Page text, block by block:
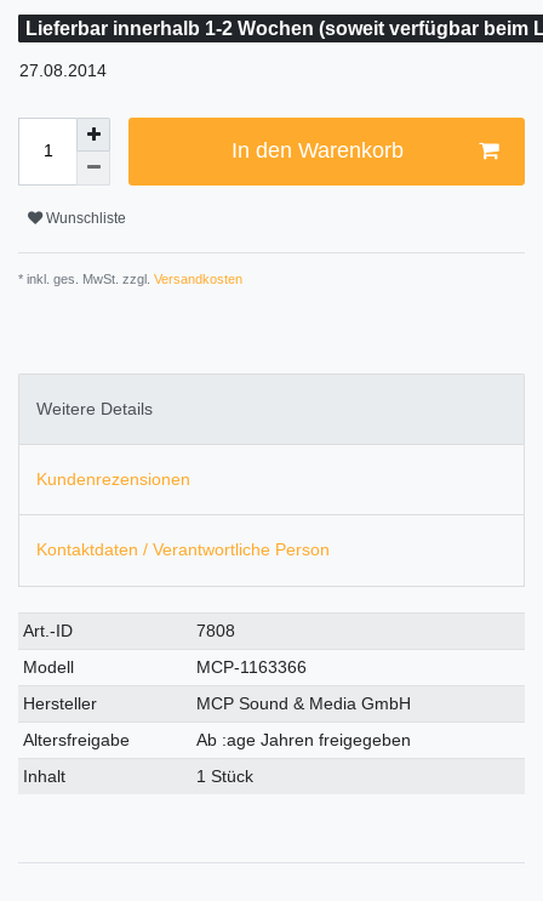
Lieferbar innerhalb 1-2 Wochen (soweit verfügbar beim
27.08.2014
In den Warenkorb
Wunschliste
* inkl. ges. MwSt. zzgl. Versandkosten
Weitere Details
Kundenrezensionen
Kontaktdaten / Verantwortliche Person
Technisches
Merkmal
Wert
Art.-ID
7808
Modell
MCP-1163366
Hersteller
MCP Sound & Media GmbH
Altersfreigabe
Ab :age Jahren freigegeben
Inhalt
1 Stück